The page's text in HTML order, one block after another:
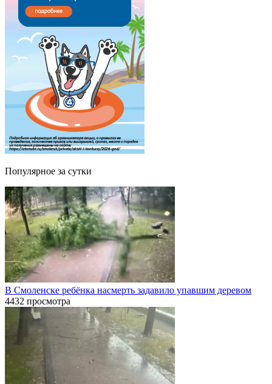
Популярное за сутки
В Смоленске ребёнка насмерть задавило упавшим деревом
4432 просмотра